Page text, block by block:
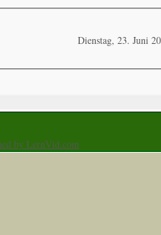
Dienstag, 23. Juni
by LernVid.com